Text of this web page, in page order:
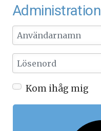
Administration
Användarnamn
Lösenord
Kom ihåg mig